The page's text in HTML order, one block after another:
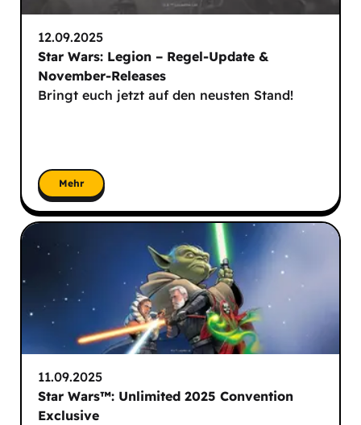
12.09.2025
Star Wars: Legion – Regel-Update &
November-Releases
Bringt euch jetzt auf den neusten Stand!
Mehr
11.09.2025
Star Wars™: Unlimited 2025 Convention
Exclusive